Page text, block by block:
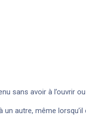
sans avoir à l’ouvrir
autre, même lorsqu’il